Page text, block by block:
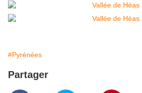
#Pyrénées
Partager